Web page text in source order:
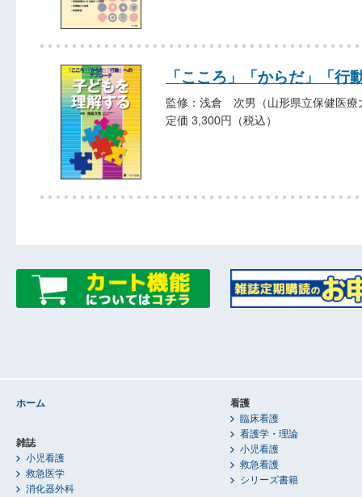
「こころ」「からだ」「
監修：浅倉 次男（山形県立保健医療
定価 3,300円（税込）
ホーム
雑誌
小児看護
救急医学
消化器外科
看護
臨床看護
看護学・理論
小児看護
救急看護
シリーズ書籍